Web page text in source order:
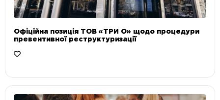
Офіційна позиція ТОВ «ТРИ О» щодо процедури
превентивної реструктуризації